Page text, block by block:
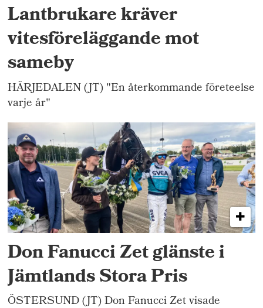
Lantbrukare kräver
vitesföreläggande mot
sameby
HÄRJEDALEN (JT) "En återkommande företeelse
varje år"
Don Fanucci Zet glänste i
Jämtlands Stora Pris
ÖSTERSUND (JT) Don Fanucci Zet visade